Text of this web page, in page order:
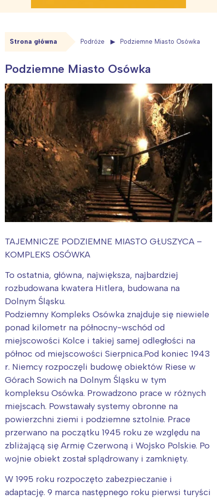
Strona główna Podróże Podziemne Miasto Osówka
Podziemne Miasto Osówka
TAJEMNICZE PODZIEMNE MIASTO GŁUSZYCA –
KOMPLEKS OSÓWKA
To ostatnia, główna, największa, najbardziej
rozbudowana kwatera Hitlera, budowana na
Dolnym Śląsku.
Podziemny Kompleks Osówka znajduje się niewiele
ponad kilometr na północny-wschód od
miejscowości Kolce i takiej samej odległości na
północ od miejscowości Sierpnica.Pod koniec 1943
r. Niemcy rozpoczęli budowę obiektów Riese w
Górach Sowich na Dolnym Śląsku w tym
kompleksu Osówka. Prowadzono prace w różnych
miejscach. Powstawały systemy obronne na
powierzchni ziemi i podziemne sztolnie. Prace
przerwano na początku 1945 roku ze względu na
zbliżającą się Armię Czerwoną i Wojsko Polskie. Po
wojnie obiekt został splądrowany i zamknięty.
W 1995 roku rozpoczęto zabezpieczanie i
adaptację. 9 marca następnego roku pierwsi turyści